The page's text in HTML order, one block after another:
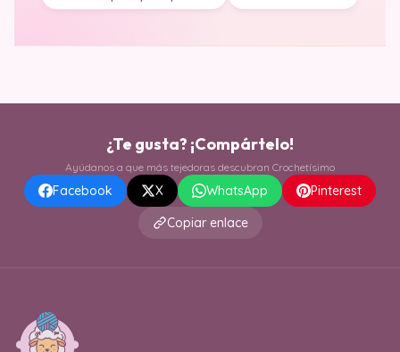
¿Te gusta? ¡Compártelo!
Ayúdanos a que más tejedoras descubran Crochetísimo
Facebook X WhatsApp
Pinterest
Copiar enlace